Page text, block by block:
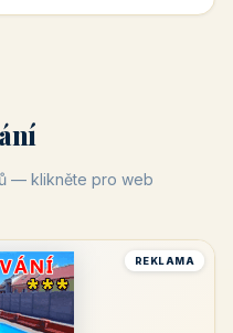
— klikněte pro web
REKLAMA